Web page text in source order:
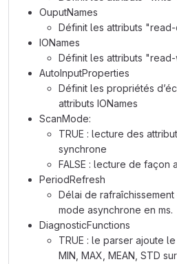
OuputNames
Définit les attributs
IONames
Définit les attributs
AutoInputProperties
Définit les propriétés
attributs IONames
ScanMode:
TRUE : lecture des
synchrone
FALSE : lecture de façon
PeriodRefresh
Délai de
mode asynchrone en ms.
DiagnosticFunctions
TRUE : le parser ajoute
MIN, MAX, MEAN, STD